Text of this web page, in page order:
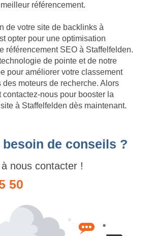
référencement.
de votre site de backlinks à
opter pour une optimisation
référencement SEO à Staffelfelden.
de pointe et de notre
pour améliorer votre classement
moteurs de recherche. Alors
contactez-nous pour booster la
à Staffelfelden dès maintenant.
besoin de conseils ?
nous contacter !
50